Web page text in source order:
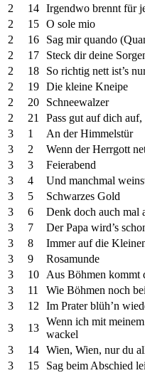
2
14 Irgendwo brennt für
2
15 O sole mio
2
16
Sag mir quando
2
17
Steck dir deine
2
18
So richtig nett ist’s
2
19 Die kleine Kneipe
2
20
Schneewalzer
2
21
Pass gut auf dich
3
1
An der Himmelstür
3
2
Wenn der Herrgott
3
3
Feierabend
3
4
Und manchmal
3
5
Schwarzes Gold
3
6
Denk doch auch mal
3
7
Der Papa wird’s
3
8
Immer auf die
3
9
Rosamunde
3
10
Aus Böhmen kommt
3
11
Wie Böhmen noch
3
12
Im Prater blüh’n
3
13
Wenn ich mit
wackel
3
14 Wien, Wien, nur du
3
15
Sag beim Abschied